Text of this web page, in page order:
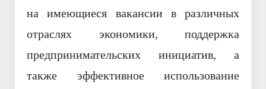
на имеющиеся вакансии в различных
отраслях экономики, поддержка
предпринимательских инициатив, а
также эффективное использование